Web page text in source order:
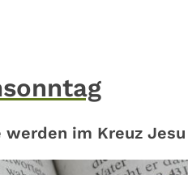
werden im Kreuz